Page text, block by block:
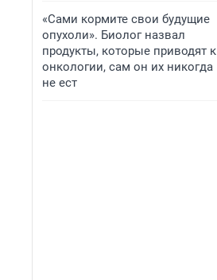
«Сами кормите свои будущие
опухоли». Биолог назвал
продукты, которые приводят к
онкологии, сам он их никогда
не ест